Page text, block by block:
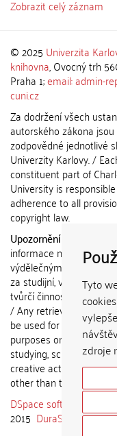
Tyto
zdroje
Zobrazit celý záznam
© 2025 Univerzita
knihovna, Ovocný trh
Praha 1;email: admin-
cuni.cz
Za dodržení všech
autorského zákona jsou
zodpovědné jednotlivé
Univerzity Karlovy. /
constituent part of
University is
adherence to all
copyright law.
Upozornění / Notice:
informace nemohou
výdělečným účelům
za studijní, vědeckou
tvůrčí činnost jiné
/ Any retrieved
be used for any
purposes or claimed as
studying, scientific or
creative activities of
other than the author.
DSpace software
2015 DuraSpace